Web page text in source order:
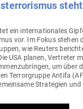
ein inter­na­tio­nales
vor. Im Fokus stehen
wie Reuters
USA planen, Ver­treter
um über
Ter­ror­gruppe Antifa
Stra­tegien und